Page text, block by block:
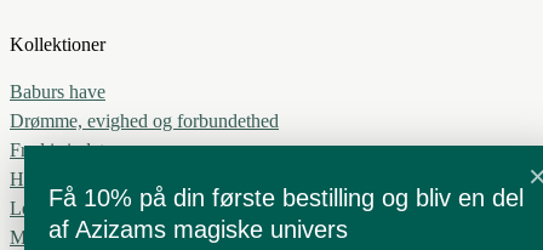
Få 10% på din første bestilling og bliv en del
af Azizams magiske univers
Kollektioner
Baburs have
Drømme, evighed og forbundethed
Fred i sindet
Håbets blad
Leve i harmoni
Min Blomst